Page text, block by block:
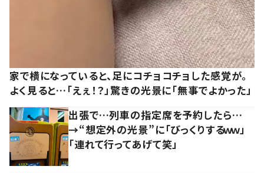
家で横になっていると、足にコチョコチョした感覚が。
よく見ると…「えぇ！？」驚きの光景に「無事でよかった」
出張で…列車の指定席を予約したら…
→“想定外の光景”に「びっくりするｗｗ」
「連れて行ってあげて笑」